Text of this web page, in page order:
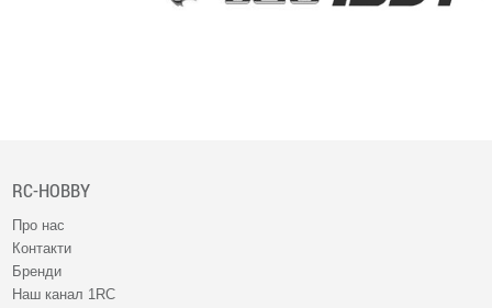
RC-HOBBY
Про нас
Контакти
Бренди
Наш канал 1RC